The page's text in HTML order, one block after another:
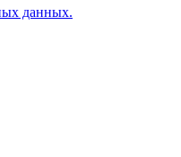
данных.